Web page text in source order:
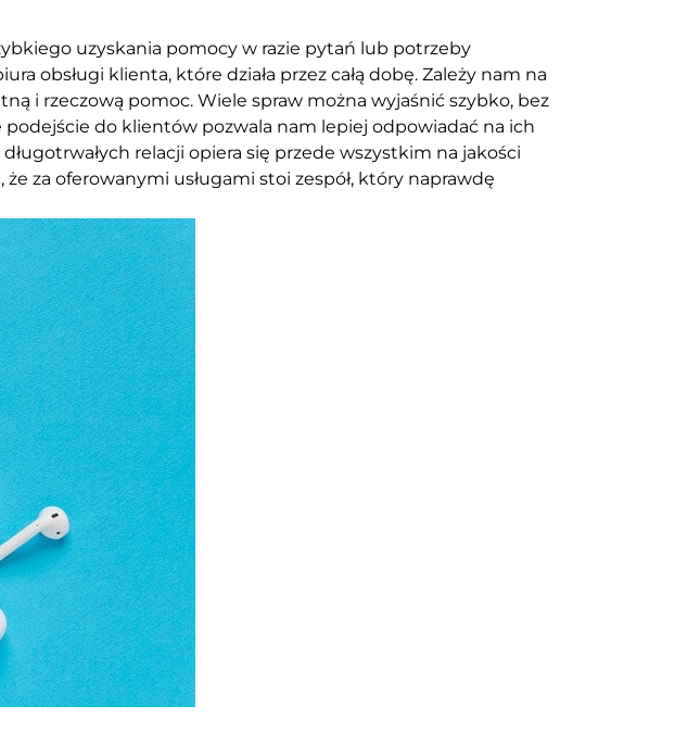
uzyskania pomocy w razie pytań lub potrzeby
obsługi klienta, które działa przez całą dobę. Zależy nam na
i rzeczową pomoc. Wiele spraw można wyjaśnić szybko, bez
do klientów pozwala nam lepiej odpowiadać na ich
relacji opiera się przede wszystkim na jakości
za oferowanymi usługami stoi zespół, który naprawdę